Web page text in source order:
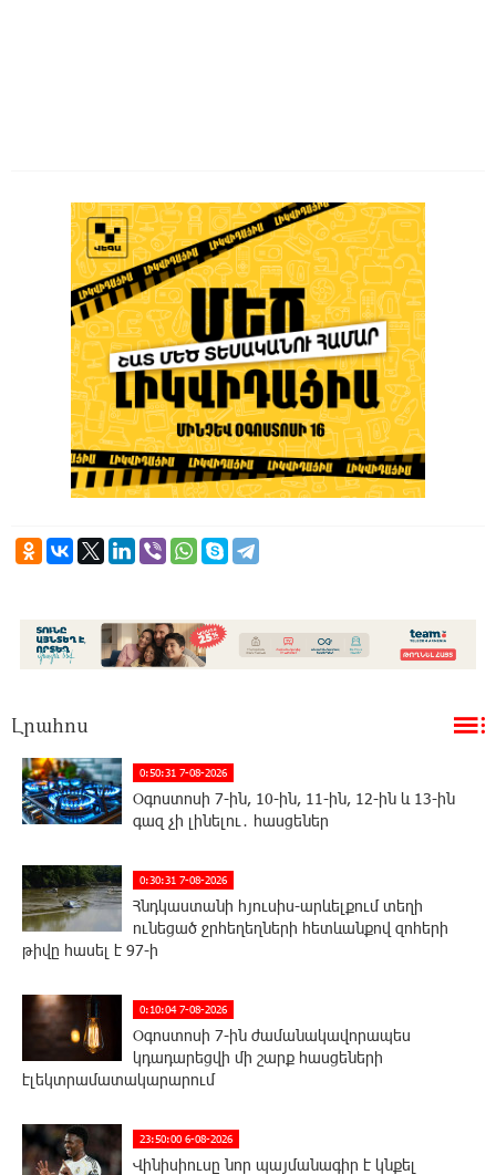
Լրահոս
0:50:31 7-08-2026
Օգոստոսի 7-ին, 10-ին, 11-ին, 12-ին և 13-ին
գազ չի լինելու․ հասցեներ
0:30:31 7-08-2026
Հնդկաստանի հյուսիս-արևելքում տեղի
ունեցած ջրհեղեղների հետևանքով զոհերի
թիվը հասել է 97-ի
0:10:04 7-08-2026
Օգոստոսի 7-ին ժամանակավորապես
կդադարեցվի մի շարք հասցեների
էլեկտրամատակարարում
23:50:00 6-08-2026
Վինիսիուսը նոր պայմանագիր է կնքել